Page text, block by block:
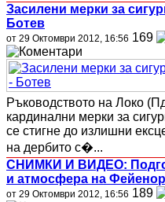
Засилени мерки за
Ботев
от 29 Октомври 2012, 16:56 169
Ръководството на Локо
кардинални мерки за
се стигне до излишни
на дербито с�...
СНИМКИ И ВИДЕО:
и атмосфера на
от 29 Октомври 2012, 16:56 189